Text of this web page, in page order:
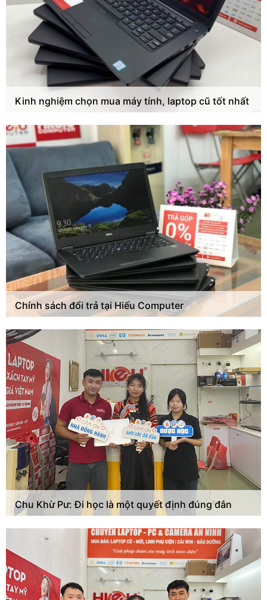
Kinh nghiệm chọn mua máy tính, laptop cũ tốt nhất
Chính sách đổi trả tại Hiếu Computer
Chu Khừ Pư: Đi học là một quyết định đúng đắn